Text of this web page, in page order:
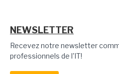
NEWSLETTER
Recevez notre newsletter
professionnels de l'IT!